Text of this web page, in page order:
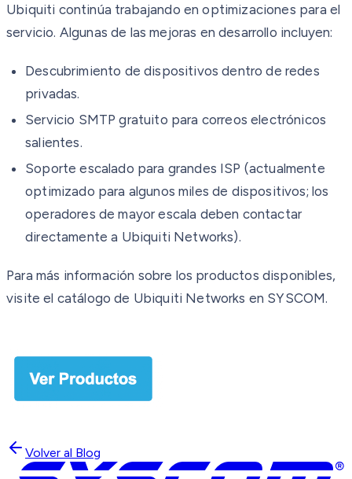
Ubiquiti continúa trabajando en optimizaciones para el
servicio. Algunas de las mejoras en desarrollo incluyen:
Descubrimiento de dispositivos dentro de redes
privadas.
Servicio SMTP gratuito para correos electrónicos
salientes.
Soporte escalado para grandes ISP (actualmente
optimizado para algunos miles de dispositivos; los
operadores de mayor escala deben contactar
directamente a Ubiquiti Networks).
Para más información sobre los productos disponibles,
visite el catálogo de Ubiquiti Networks en SYSCOM.
Volver al Blog